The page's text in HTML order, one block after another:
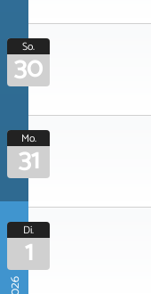
So.
30
Mo.
31
Di.
1